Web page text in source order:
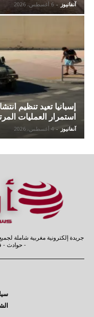
آنفانيوز - 6 أغسطس، 2026
إسبانيا تعيد تنظيم
استمرار العمليات
آنفانيوز - 4 أغسطس، 2026
جريدة إلكترونية مغربية شاملة
- حوادث -